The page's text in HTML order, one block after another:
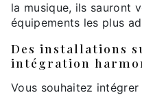
la musique, ils sauront
équipements les plus
Des installations
intégration
Vous souhaitez